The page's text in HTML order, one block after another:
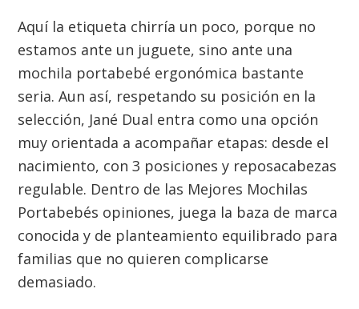
Aquí la etiqueta chirría un poco, porque no
estamos ante un juguete, sino ante una
mochila portabebé ergonómica bastante
seria. Aun así, respetando su posición en la
selección, Jané Dual entra como una opción
muy orientada a acompañar etapas: desde el
nacimiento, con 3 posiciones y reposacabezas
regulable. Dentro de las Mejores Mochilas
Portabebés opiniones, juega la baza de marca
conocida y de planteamiento equilibrado para
familias que no quieren complicarse
demasiado.